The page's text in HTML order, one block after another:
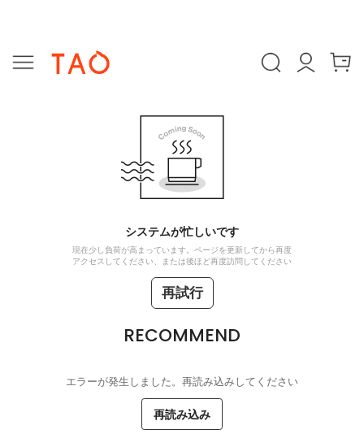
システムが忙しいです
現在少し負荷が高まっています。ページを更新してから再度
アクセスしてください、または後ほど再度訪問してください
再試行
RECOMMEND
エラーが発生しました。再読み込みしてください
再読み込み